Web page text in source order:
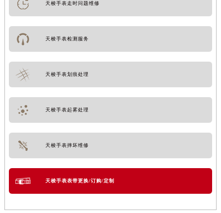
天梭手表走时问题维修
天梭手表检测服务
天梭手表划痕处理
天梭手表起雾处理
天梭手表摔坏维修
天梭手表表带更换/订购/定制